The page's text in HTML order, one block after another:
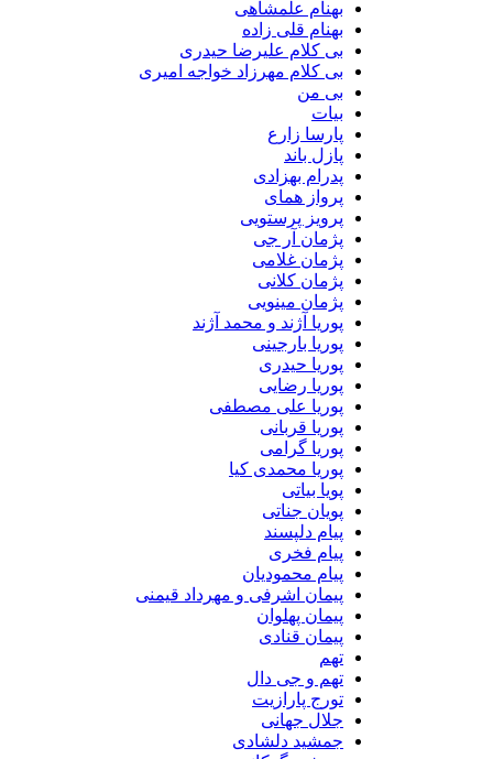
بهنام علمشاهی
بهنام قلی زاده
بی کلام علیرضا حیدری
بی کلام مهرزاد خواجه امیری
بی من
بیات
پارسا زارع
پازل باند
پدرام بهزادی
پرواز همای
پرویز پرستویی
پژمان آر جی
پژمان غلامی
پژمان کلانی
پژمان مینویی
پوریا آژند و محمد آژند
پوریا بارجینی
پوریا حیدری
پوریا رضایی
پوریا علی مصطفی
پوریا قربانی
پوریا گرامی
پوریا محمدی کیا
پویا بیاتی
پویان جناتی
پیام دلپسند
پیام فخری
پیام محمودیان
پیمان اشرفی و مهرداد قیمنی
پیمان پهلوان
پیمان قنادی
تهم و جی دال
تورج پارازیت
جلال جهانی
جمشید دلشادی